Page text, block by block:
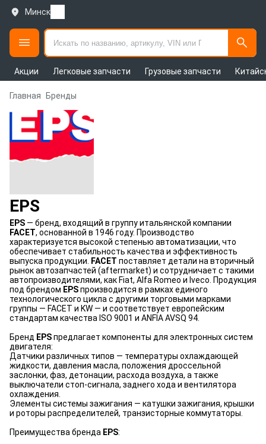
Минск
Акции Легковые запчасти Грузовые запчасти
Главная Бренды
EPS
EPS — бренд, входящий в группу итальянской компании
FACET, основанной в 1946 году. Производство
характеризуется высокой степенью автоматизации, что
обеспечивает стабильность качества и эффективность
выпуска продукции.
FACET поставляет детали на вторичный
рынок автозапчастей (aftermarket) и сотрудничает с такими
автопроизводителями, как Fiat, Alfa Romeo и Iveco. Продукция
под брендом EPSпроизводится в рамках единого
технологического цикла с другими торговыми марками
группы — FACET и KW — и соответствует европейским
стандартам качества ISO 9001 и ANFIA AVSQ 94.
Бренд EPSпредлагает компоненты для электронных систем
двигателя:
Датчики различных типов — температуры охлаждающей
жидкости, давления масла, положения дроссельной
заслонки, фаз, детонации, расхода воздуха, а также
выключатели стоп-сигнала, заднего хода и вентилятора
охлаждения.
Элементы системы зажигания — катушки зажигания, крышки
и роторы распределителей, транзисторные коммутаторы.
Преимущества бренда EPS: